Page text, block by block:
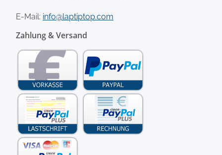
E-Mail: info@laptiptop.com
Zahlung & Versand